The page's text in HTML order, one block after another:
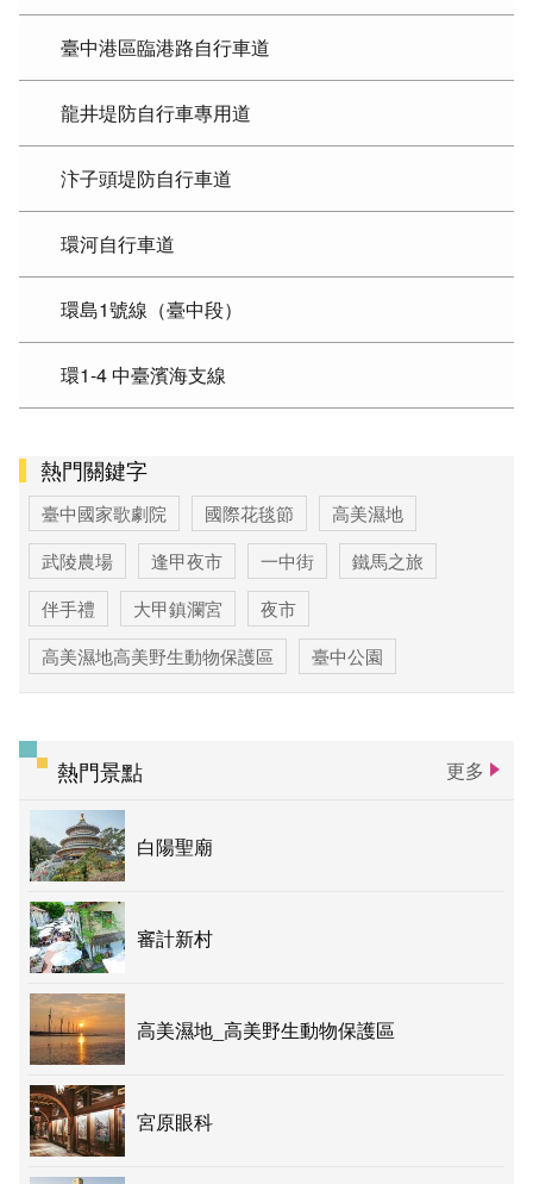
臺中港區臨港路自行車道
龍井堤防自行車專用道
汴子頭堤防自行車道
環河自行車道
環島1號線（臺中段）
環1-4 中臺濱海支線
熱門關鍵字
臺中國家歌劇院 國際花毯節
高美濕地
武陵農場
逢甲夜市 一中街
鐵馬之旅
伴手禮
大甲鎮瀾宮
夜市
高美濕地高美野生動物保護區
臺中公園
熱門景點 更多
白陽聖廟
審計新村
高美濕地_高美野生動物保護區
宮原眼科